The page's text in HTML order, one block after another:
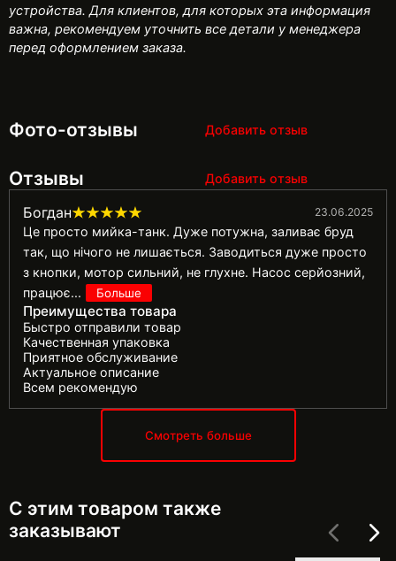
устройства. Для клиентов, для которых эта информация
важна, рекомендуем уточнить все детали у менеджера
перед оформлением заказа.
Фото-отзывы Добавить отзыв
Отзывы Добавить отзыв
Богдан 23.06.2025
Це просто мийка-танк. Дуже потужна, заливає бруд
так, що нічого не лишається. Заводиться дуже просто
з кнопки, мотор сильний, не глухне. Насос серйозний,
працює... Больше
Преимущества товара
Быстро отправили товар
Качественная упаковка
Приятное обслуживание
Актуальное описание
Всем рекомендую
Смотреть больше
С этим товаром также
заказывают